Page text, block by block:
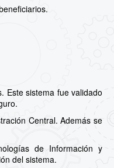
Este sistema fue validado
Central. Además se
de Información y
del sistema.